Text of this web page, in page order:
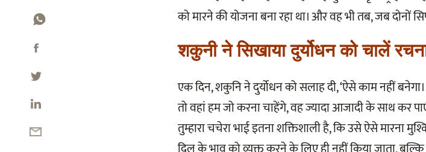
को मारने की योजना बना रहा था। और वह भी तब, जब दोनों
शकुनी ने सिखाया दुर्योधन को चालें
एक दिन, शकुनि ने दुर्योधन को सलाह दी, ‘ऐसे काम नहीं
तो वहां हम जो करना चाहेंगे, वह ज्यादा आजादी के साथ कर
तुम्हारा चचेरा भाई इतना शक्तिशाली है, कि उसे ऐसे मारना